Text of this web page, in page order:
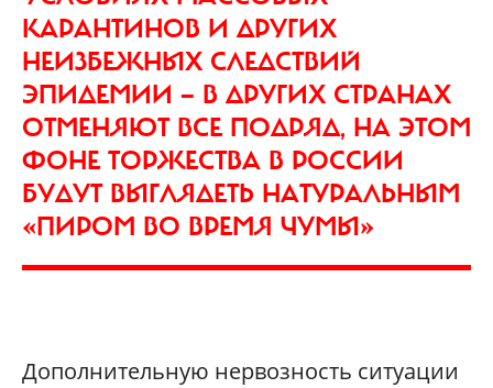
КАРАНТИНОВ И ДРУГИХ
НЕИЗБЕЖНЫХ СЛЕДСТВИЙ
ЭПИДЕМИИ — В ДРУГИХ СТРАНАХ
ОТМЕНЯЮТ ВСЕ ПОДРЯД, НА ЭТОМ
ФОНЕ ТОРЖЕСТВА В РОССИИ
БУДУТ ВЫГЛЯДЕТЬ НАТУРАЛЬНЫМ
«ПИРОМ ВО ВРЕМЯ ЧУМЫ»
Дополнительную нервозность ситуации